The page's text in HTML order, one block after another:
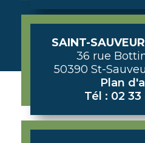
SAINT-
36 rue
50390 St-
Plan
Tél : 02 33